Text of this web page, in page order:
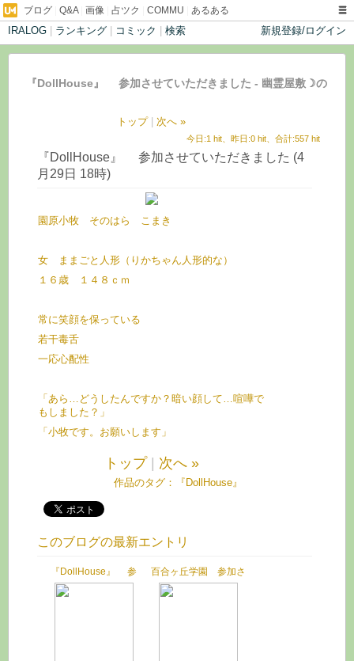
ブログ Q&A| 画像 占ツク COMMU あるある
IRALOG ランキング コミック 検索 新規登録/ログイン
『DollHouse』 参加させていただきました - 幽霊屋敷☽の
トップ 次へ »
今日:1 hit、昨日:0 hit、合計:557 hit
『DollHouse』 参加させていただきました (4
月29日 18時)
園原小牧 そのはら こまき
女 ままごと人形（りかちゃん人形的な）
１６歳 １４８ｃｍ
常に笑顔を保っている
若干毒舌
一応心配性
「あら…どうしたんですか？暗い顔して…喧嘩で
もしました？」
「小牧です。お願いします」
トップ 次へ »
作品のタグ： 『DollHouse』
このブログの最新エントリ
『DollHouse』 参
加させていただきまし
百合ヶ丘学園 参加さ
せていただきました